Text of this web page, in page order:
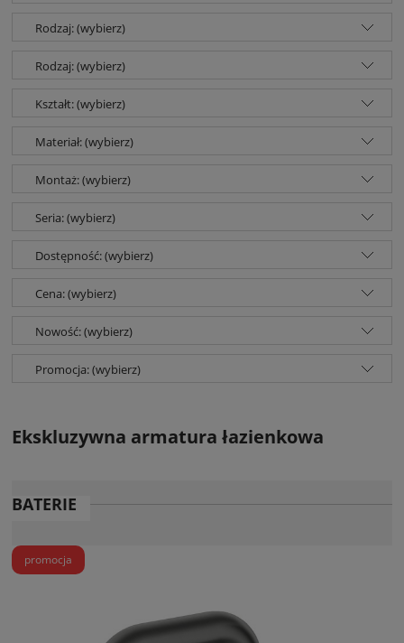
Rodzaj: (wybierz)
Rodzaj: (wybierz)
Kształt: (wybierz)
Materiał: (wybierz)
Montaż: (wybierz)
Seria: (wybierz)
Dostępność: (wybierz)
Cena: (wybierz)
Nowość: (wybierz)
Promocja: (wybierz)
Ekskluzywna armatura łazienkowa
BATERIE
promocja